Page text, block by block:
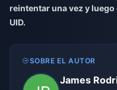
reintentar una vez y luego
UID.
SOBRE EL AUTOR
James